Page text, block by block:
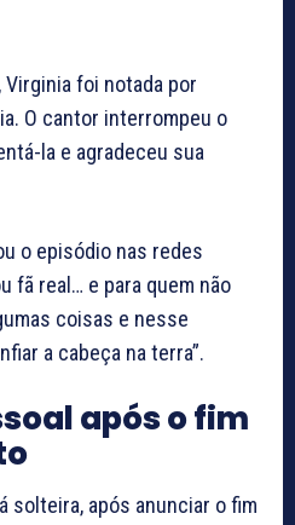
foi notada por
O cantor interrompeu o
la e agradeceu sua
o episódio nas redes
fã real… e para quem não
coisas e nesse
a cabeça na terra”.
após o fim
solteira, após anunciar o fim